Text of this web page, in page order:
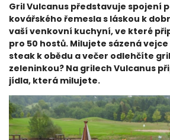
Gril Vulcanus představuje spojení
kovářského řemesla s láskou k
vaší venkovní kuchyní, ve které
pro 50 hostů. Milujete sázená
steak k obědu a večer odlehčíte
zeleninkou? Na grilech Vulcanus
jídla, která milujete.